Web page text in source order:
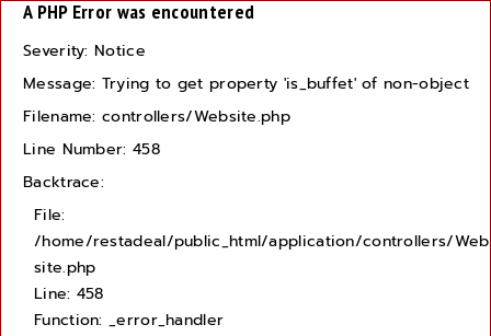
A PHP Error was encountered
Severity: Notice
Message: Trying to get property 'is_buffet' of non-object
Filename: controllers/Website.php
Line Number: 458
Backtrace:
File:
/home/restadeal/public_html/application/controllers/Web
site.php
Line: 458
Function: _error_handler